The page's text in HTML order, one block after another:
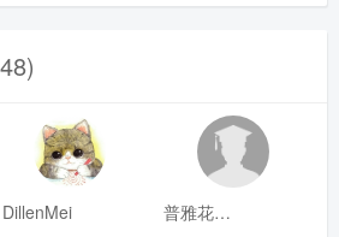
DillenMei 普雅花qya